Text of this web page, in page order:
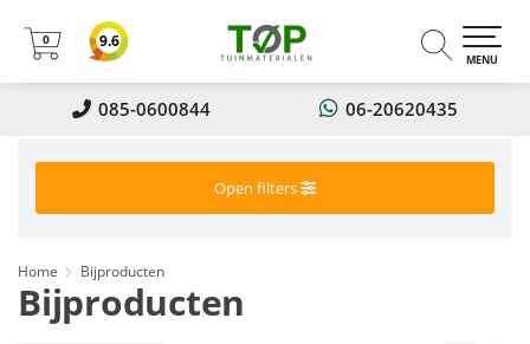
06-20620435
085-0600844
0
0
MENU
9.6
Open filters
Home Bijproducten
Bijproducten